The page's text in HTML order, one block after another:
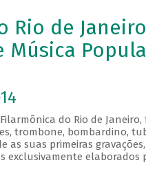
Rio de
Música
do Rio de
trombone, bombardino,
suas primeiras
elaborados